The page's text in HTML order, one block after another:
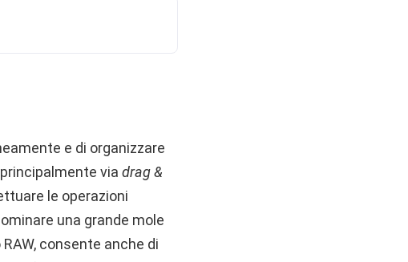
e di organizzare
via drag &
le operazioni
una grande mole
consente anche di